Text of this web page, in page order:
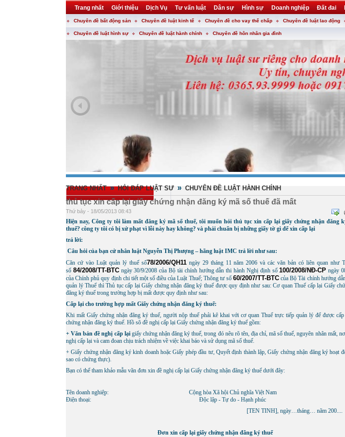
Trang nhất Giới thiệu Dịch Vụ Tư vấn luật Dân sự Hình sự Doanh nghiệp Đất đai
Khuyến mại Liên hệ forum utility
Chuyên đề bất động sản Chuyên đề luật kinh tế Chuyên đề cho vay thế chấp Chuyên đề luật lao động
Chuyên đề luật hình sự Chuyên đề luật hành chính Chuyên đề hôn nhân gia đình
TRANG NHẤT » HỎI ĐÁP LUẬT SƯ » CHUYÊN ĐỀ LUẬT HÀNH CHÍNH
thủ tục xin cấp lại giấy chứng nhận đăng ký mã số thuế đã mất
Thứ bảy - 18/05/2013 08:43
Hiện nay, Công ty tôi làm mất đăng ký mã số thuế, tôi muốn hỏi thủ tục xin cấp lại giấy chứng nhận đăng
thuế? công ty tôi có bị xử phạt vì lỗi này hay không? và phải chuẩn bị những giấy tờ gì để xin cấp lại
trả lời:
Câu hỏi của bạn cử nhân luật Nguyễn Thị Phượng – hãng luật IMC trả lời như sau:
Căn cứ vào Luật quản lý thuế số78/2006/QH11ngày 29 tháng 11 năm 2006 và các văn bản có liên quan như
số 84/2008/TT-BTCngày 30/9/2008 của Bộ tài chính hướng dẫn thi hành Nghị định số100/2008/NÐ-CP ngày
của Chính phủ quy định chi tiết một số điều của Luật Thuế; Thông tư số 60/2007/TT-BTC của Bộ Tài chính hướng
quản lý Thuế thì Thủ tục cấp lại Giấy chứng nhận đăng ký thuế được quy định như sau: Cơ quan Thuế cấp lại Giấy
đăng ký thuế trong trường hợp bị mất được quy định như sau:
Cấp lại cho trường hợp mất Giấy chứng nhận đăng ký thuế:
Khi mất Giấy chứng nhận đãng ký thuế, người nộp thuế phải kê khai với cơ quan Thuế trực tiếp quản lý để được
chứng nhận đăng ký thuế. Hồ sõ đề nghị cấp lại Giấy chứng nhận đăng ký thuế gồm:
+ Văn bản đề nghị cấp lạigiấy chứng nhận đăng ký thuế, trong đó nêu rõ tên, địa chỉ, mã số thuế, nguyên nhân mất,
nghị cấp lại và cam đoan chịu trách nhiệm về việc khai báo và sử dụng mã số thuế.
+ Giấy chứng nhận đăng ký kinh doanh hoặc Giấy phép đầu tư, Quyết định thành lập, Giấy chứng nhận đăng ký hoạt
sao có chứng thực).
Bạn có thể tham khảo mẫu vãn đơn xin đề nghị cấp lại Giấy chứng nhận đãng ký thuế dưới đây:
Tên doanh nghiệp:
Ðiện thoại:
Cộng hòa Xã hội Chủ nghĩa Việt Nam
Ðộc lập - Tự do - Hạnh phúc
[TEN TINH], ngày…tháng… nãm 200....
Ðơn xin cấp lại giấy chứng nhận đãng ký thuế